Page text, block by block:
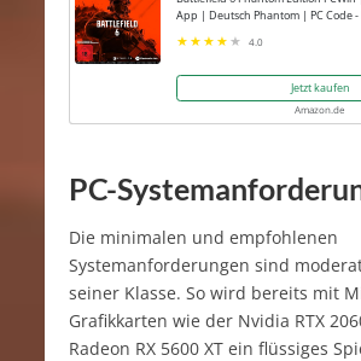
App | Deutsch Phantom | PC Code -
4.0
Jetzt kaufen
Amazon.de
PC-
Die minimalen und empfohlenen
Systemanforderungen sind
seiner Klasse. So wird bereits mit
Grafikkarten wie der Nvidia RTX
Radeon RX 5600 XT ein flüssiges